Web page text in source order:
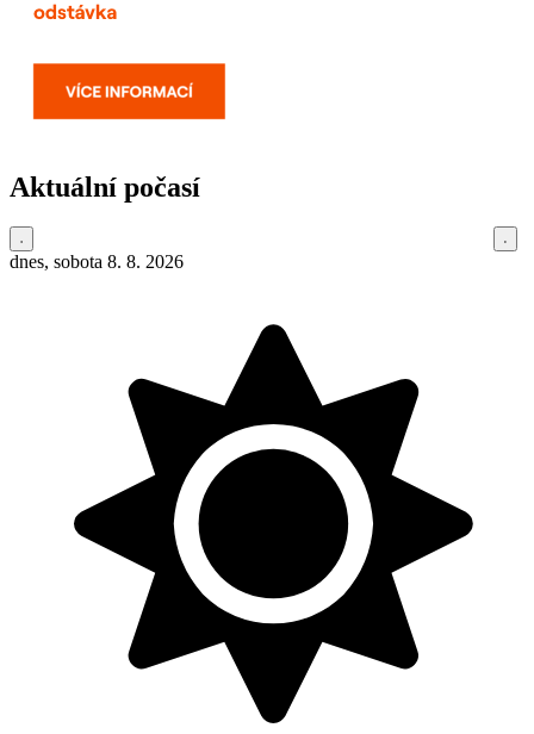
Aktuální počasí
dnes, sobota 8. 8. 2026